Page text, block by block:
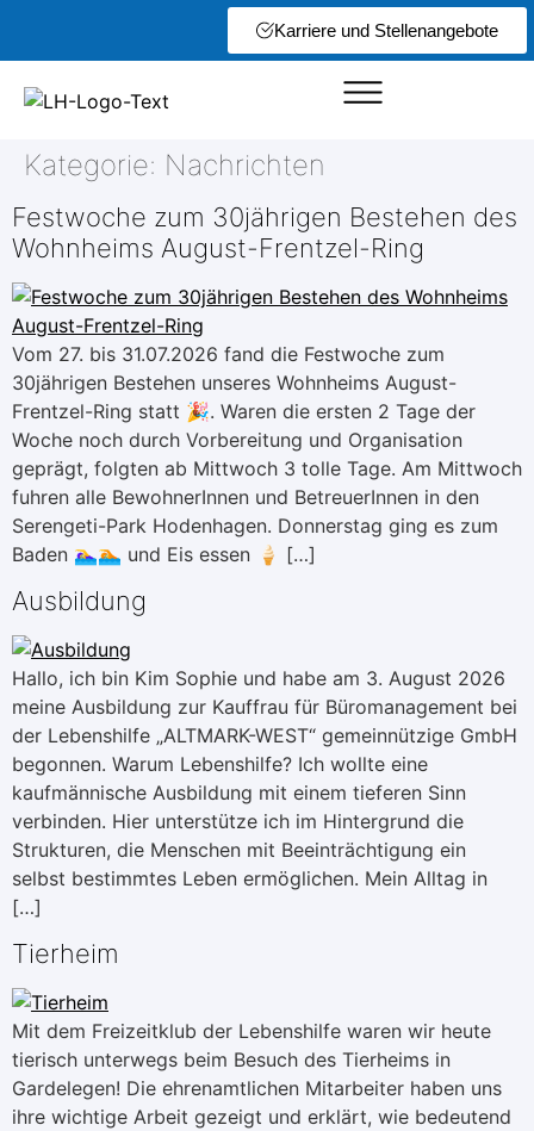
Karriere und Stellenangebote
Kategorie: Nachrichten
Festwoche zum 30jährigen Bestehen des
Wohnheims August-Frentzel-Ring
Vom 27. bis 31.07.2026 fand die Festwoche zum
30jährigen Bestehen unseres Wohnheims August-
Frentzel-Ring statt 🎉. Waren die ersten 2 Tage der
Woche noch durch Vorbereitung und Organisation
geprägt, folgten ab Mittwoch 3 tolle Tage. Am Mittwoch
fuhren alle BewohnerInnen und BetreuerInnen in den
Serengeti-Park Hodenhagen. Donnerstag ging es zum
Baden 🏊‍♀🏊 und Eis essen 🍦 […]
Ausbildung
Hallo, ich bin Kim Sophie und habe am 3. August 2026
meine Ausbildung zur Kauffrau für Büromanagement bei
der Lebenshilfe „ALTMARK-WEST“ gemeinnützige GmbH
begonnen. Warum Lebenshilfe? Ich wollte eine
kaufmännische Ausbildung mit einem tieferen Sinn
verbinden. Hier unterstütze ich im Hintergrund die
Strukturen, die Menschen mit Beeinträchtigung ein
selbst bestimmtes Leben ermöglichen. Mein Alltag in
[…]
Tierheim
Mit dem Freizeitklub der Lebenshilfe waren wir heute
tierisch unterwegs beim Besuch des Tierheims in
Gardelegen! Die ehrenamtlichen Mitarbeiter haben uns
ihre wichtige Arbeit gezeigt und erklärt, wie bedeutend